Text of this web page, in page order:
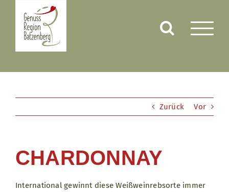
springen
Zurück Vor
CHARDONNAY
International gewinnt diese Weißweinrebsorte immer